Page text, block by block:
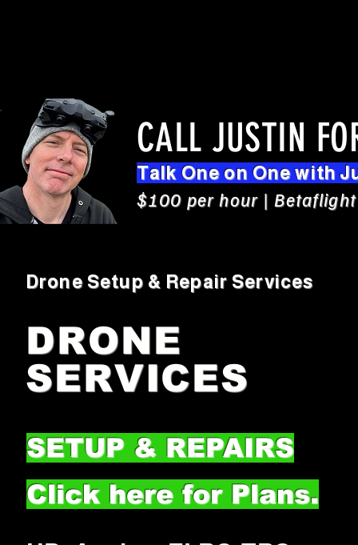
CALL JUSTIN
Talk One on One with
$100 per hour |
Drone Setup & Repair Services
DRONE
SERVICES
SETUP & REPAIRS
Click here for Plans.